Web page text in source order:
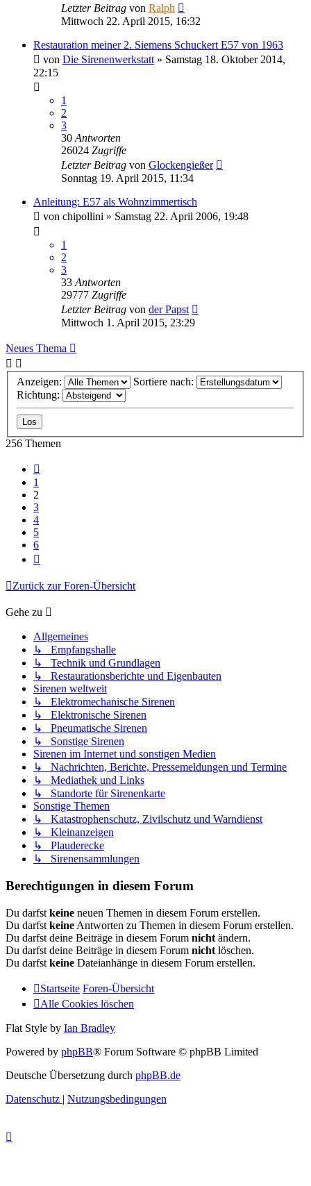
Letzter Beitrag von Ralph
Mittwoch 22. April 2015, 16:32
Restauration meiner 2. Siemens Schuckert E57 von 1963
von Die Sirenenwerkstatt » Samstag 18. Oktober 2014,
22:15
1
2
3
30 Antworten
26024 Zugriffe
Letzter Beitrag von Glockengießer
Sonntag 19. April 2015, 11:34
Anleitung: E57 als Wohnzimmertisch
von chipollini » Samstag 22. April 2006, 19:48
1
2
3
33 Antworten
29777 Zugriffe
Letzter Beitrag von der Papst
Mittwoch 1. April 2015, 23:29
Neues Thema
Anzeigen:
Sortiere nach:
Richtung:
256 Themen
1
2
3
4
5
6
Zurück zur Foren-Übersicht
Gehe zu
Allgemeines
↳ Empfangshalle
↳ Technik und Grundlagen
↳ Restaurationsberichte und Eigenbauten
Sirenen weltweit
↳ Elektromechanische Sirenen
↳ Elektronische Sirenen
↳ Pneumatische Sirenen
↳ Sonstige Sirenen
Sirenen im Internet und sonstigen Medien
↳ Nachrichten, Berichte, Pressemeldungen und Termine
↳ Mediathek und Links
↳ Standorte für Sirenenkarte
Sonstige Themen
↳ Katastrophenschutz, Zivilschutz und Warndienst
↳ Kleinanzeigen
↳ Plauderecke
↳ Sirenensammlungen
Berechtigungen in diesem Forum
Du darfst keine neuen Themen in diesem Forum erstellen.
Du darfst keine Antworten zu Themen in diesem Forum erstellen.
Du darfst deine Beiträge in diesem Forum nicht ändern.
Du darfst deine Beiträge in diesem Forum nicht löschen.
Du darfst keine Dateianhänge in diesem Forum erstellen.
Startseite Foren-Übersicht
Alle Cookies löschen
Flat Style by Ian Bradley
Powered by phpBB® Forum Software © phpBB Limited
Deutsche Übersetzung durch phpBB.de
Datenschutz | Nutzungsbedingungen